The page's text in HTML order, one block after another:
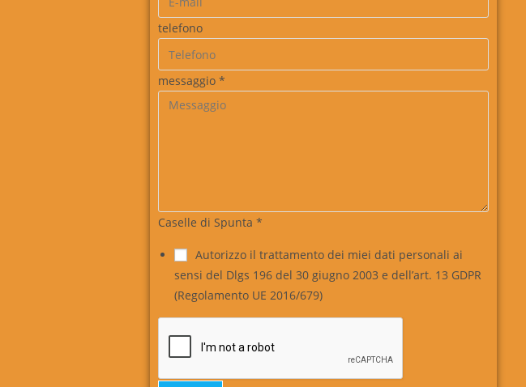
telefono
messaggio *
Caselle di Spunta *
Autorizzo il trattamento dei miei dati personali ai
sensi del Dlgs 196 del 30 giugno 2003 e dell’art. 13 GDPR
(Regolamento UE 2016/679)